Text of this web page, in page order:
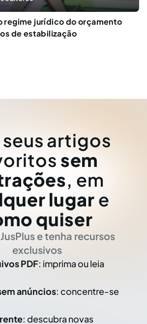
regime jurídico do orçamento
de estabilização
seus artigos
sem
, em
lugar e
quiser
e tenha recursos
exclusivos
PDF: imprima ou leia
anúncios: concentre-se
: descubra novas